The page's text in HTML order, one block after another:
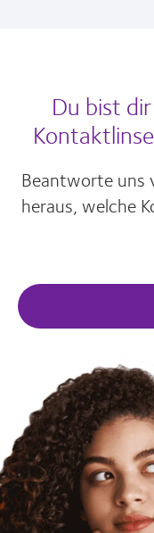
Du bist
Beantworte uns
heraus, welche